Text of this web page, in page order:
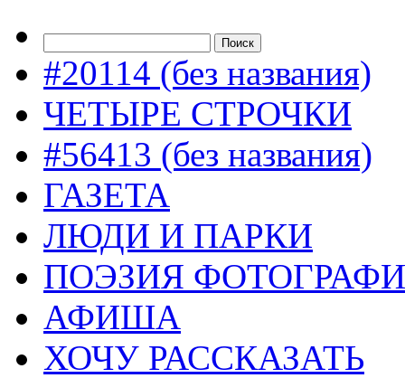
#20114 (без названия)
ЧЕТЫРЕ СТРОЧКИ
#56413 (без названия)
ГАЗЕТА
ЛЮДИ И ПАРКИ
ПОЭЗИЯ
АФИША
ХОЧУ РАССКАЗАТЬ